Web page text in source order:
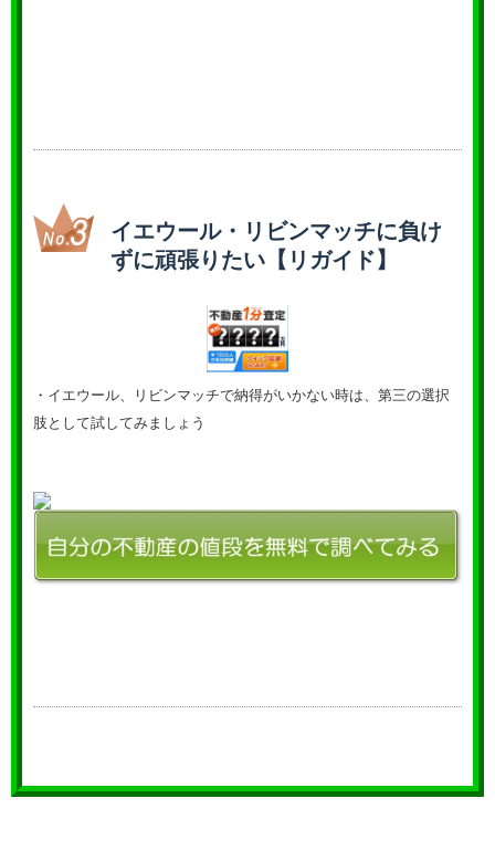
イエウール・リビンマッチに負け
ずに頑張りたい【リガイド】
・イエウール、リビンマッチで納得がいかない時は、第三の選択
肢として試してみましょう